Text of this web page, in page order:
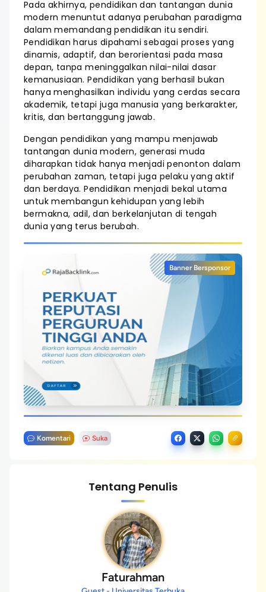
Pada akhirnya, pendidikan dan tantangan dunia
modern menuntut adanya perubahan paradigma
dalam memandang pendidikan itu sendiri.
Pendidikan harus dipahami sebagai proses yang
dinamis, adaptif, dan berorientasi pada masa
depan, tanpa meninggalkan nilai-nilai dasar
kemanusiaan. Pendidikan yang berhasil bukan
hanya menghasilkan individu yang cerdas secara
akademik, tetapi juga manusia yang berkarakter,
kritis, dan bertanggung jawab.
Dengan pendidikan yang mampu menjawab
tantangan dunia modern, generasi muda
diharapkan tidak hanya menjadi penonton dalam
perubahan zaman, tetapi juga pelaku yang aktif
dan berdaya. Pendidikan menjadi bekal utama
untuk membangun kehidupan yang lebih
bermakna, adil, dan berkelanjutan di tengah
dunia yang terus berubah.
Banner Bersponsor
Komentari Suka
Tentang Penulis
Faturahman